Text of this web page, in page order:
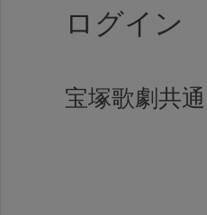
ログイン
宝塚歌劇共